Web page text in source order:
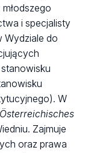
i specjalisty
Wydziale do
stanowisku
W
sterreichisches
Zajmuje
oraz prawa